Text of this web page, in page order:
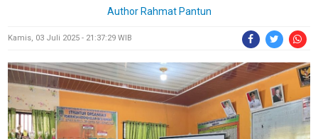
Author Rahmat Pantun
Kamis, 03 Juli 2025 - 21:37:29 WIB